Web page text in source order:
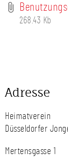
268.43 Kb
Adresse
Heimatverein
Düsseldorfer
Mertensgasse 1